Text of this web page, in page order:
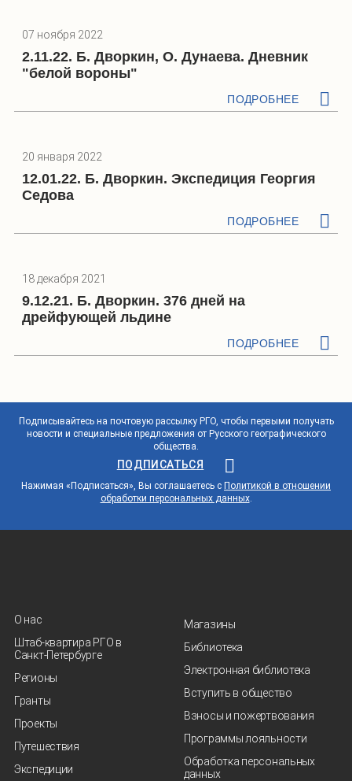
07 ноября 2022
2.11.22. Б. Дворкин, О. Дунаева. Дневник
"белой вороны"
ПОДРОБНЕЕ
20 января 2022
12.01.22. Б. Дворкин. Экспедиция Георгия
Седова
ПОДРОБНЕЕ
18 декабря 2021
9.12.21. Б. Дворкин. 376 дней на
дрейфующей льдине
ПОДРОБНЕЕ
Подписывайтесь на почтовую рассылку РГО, чтобы первыми получать
новости и специальные предложения от Русского географического
общества.
ПОДПИСАТЬСЯ
Нажимая «Подписаться», Вы соглашаетесь с Политикой в отношении
обработки персональных данных.
О нас
Штаб-квартира РГО в
Санкт‑Петербурге
Регионы
Гранты
Проекты
Путешествия
Экспедиции
Магазины
Библиотека
Электронная библиотека
Вступить в общество
Взносы и пожертвования
Программы лояльности
Обработка персональных
данных